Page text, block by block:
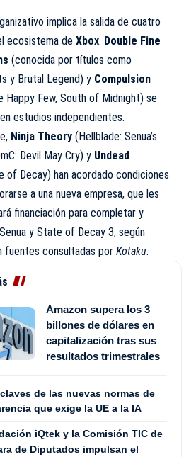
implica la salida de cuatro
ecosistema de Xbox. Double Fine
(conocida por títulos como
y Brutal Legend) y Compulsion
Happy Few, South of Midnight) se
estudios independientes.
Ninja Theory (Hellblade: Senua’s
Devil May Cry) y Undead
of Decay) han acordado condiciones
a una nueva empresa, que les
financiación para completar y
y State of Decay 3, según
fuentes consultadas por Kotaku.
Amazon supera los 3
billones de dólares en
capitalización tras sus
resultados trimestrales
de las nuevas normas de
que exige la UE a la IA
iQtek y la Comisión TIC de
de Diputados impulsan el